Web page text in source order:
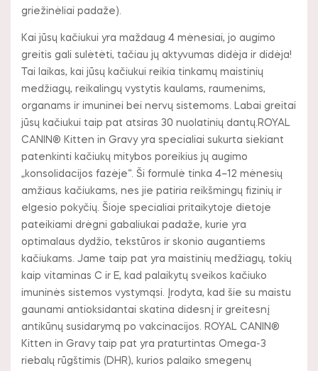
griežinėliai padaže).
Kai jūsų kačiukui yra maždaug 4 mėnesiai, jo augimo
greitis gali sulėtėti, tačiau jų aktyvumas didėja ir didėja!
Tai laikas, kai jūsų kačiukui reikia tinkamų maistinių
medžiagų, reikalingų vystytis kaulams, raumenims,
organams ir imuninei bei nervų sistemoms. Labai greitai
jūsų kačiukui taip pat atsiras 30 nuolatinių dantų.ROYAL
CANIN® Kitten in Gravy yra specialiai sukurta siekiant
patenkinti kačiukų mitybos poreikius jų augimo
„konsolidacijos fazėje“. Ši formulė tinka 4–12 mėnesių
amžiaus kačiukams, nes jie patiria reikšmingų fizinių ir
elgesio pokyčių. Šioje specialiai pritaikytoje dietoje
pateikiami drėgni gabaliukai padaže, kurie yra
optimalaus dydžio, tekstūros ir skonio augantiems
kačiukams. Jame taip pat yra maistinių medžiagų, tokių
kaip vitaminas C ir E, kad palaikytų sveikos kačiuko
imuninės sistemos vystymąsi. Įrodyta, kad šie su maistu
gaunami antioksidantai skatina didesnį ir greitesnį
antikūnų susidarymą po vakcinacijos. ROYAL CANIN®
Kitten in Gravy taip pat yra praturtintas Omega-3
riebalų rūgštimis (DHR), kurios palaiko smegenų